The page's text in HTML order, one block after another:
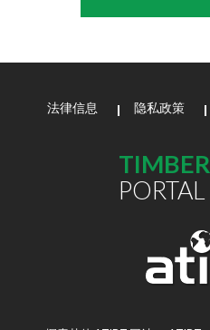
法律信息 隐私政策
TIMBER
PORTAL